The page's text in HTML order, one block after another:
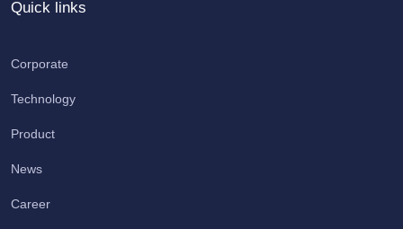
Quick links
Corporate
Technology
Product
News
Career